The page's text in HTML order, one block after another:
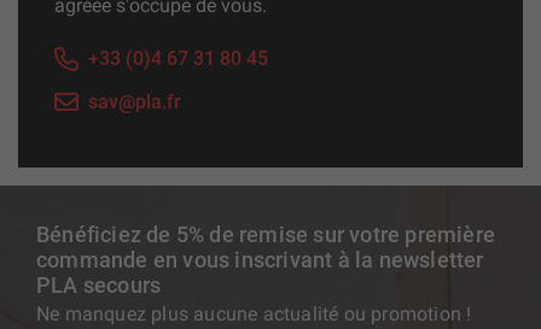
Bénéficiez de 5% de remise sur votre première
commande en vous inscrivant à la newsletter
PLA secours
Ne manquez plus aucune actualité ou promotion !
agréée s'occupe de vous.
+33 (0)4 67 31 80 45
sav@pla.fr